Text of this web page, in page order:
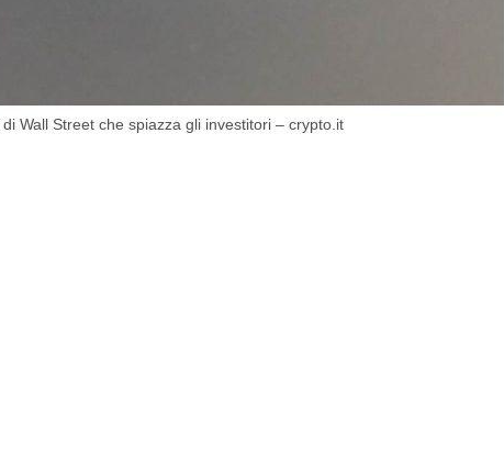
Wall Street che spiazza gli investitori – crypto.it